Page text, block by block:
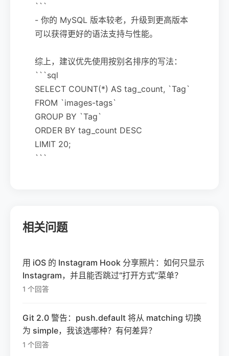
```
- 你的 MySQL 版本较老，升级到更高版本
可以获得更好的语法支持与性能。
综上，建议优先使用按别名排序的写法：
```sql
SELECT COUNT(*) AS tag_count, `Tag`
FROM `images-tags`
GROUP BY `Tag`
ORDER BY tag_count DESC
LIMIT 20;
```
相关问题
用 iOS 的 Instagram Hook 分享照片：如何只显示
Instagram，并且能否跳过“打开方式”菜单？
1 个回答
Git 2.0 警告：push.default 将从 matching 切换
为 simple，我该选哪种？有何差异？
1 个回答